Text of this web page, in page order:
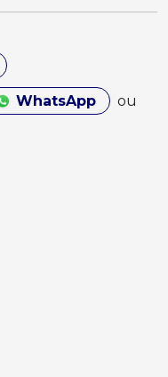
WhatsApp
ou